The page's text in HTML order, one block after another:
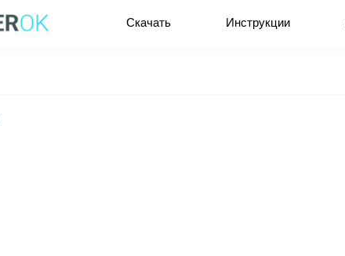
Скачать Инструкции